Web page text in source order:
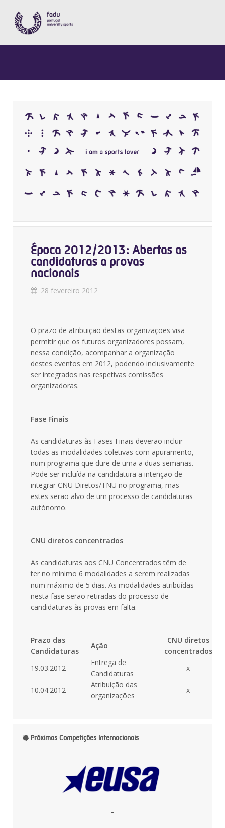
Época 2012/2013: Abertas as
candidaturas a provas
nacionais
28 fevereiro 2012
O prazo de atribuição destas organizações visa
permitir que os futuros organizadores possam,
nessa condição, acompanhar a organização
destes eventos em 2012, podendo inclusivamente
ser integrados nas respetivas comissões
organizadoras.
Fase Finais
As candidaturas às Fases Finais deverão incluir
todas as modalidades coletivas com apuramento,
num programa que dure de uma a duas semanas.
Pode ser incluída na candidatura a intenção de
integrar CNU Diretos/TNU no programa, mas
estes serão alvo de um processo de candidaturas
autónomo.
CNU diretos concentrados
As candidaturas aos CNU Concentrados têm de
ter no mínimo 6 modalidades a serem realizadas
num máximo de 5 dias. As modalidades atribuídas
nesta fase serão retiradas do processo de
candidaturas às provas em falta.
Prazo das
Candidaturas
Ação
CNU diretos
concentrados
19.03.2012
Entrega de
Candidaturas
x
10.04.2012
Atribuição das
organizações
x
Próximas Competições Internacionais
-